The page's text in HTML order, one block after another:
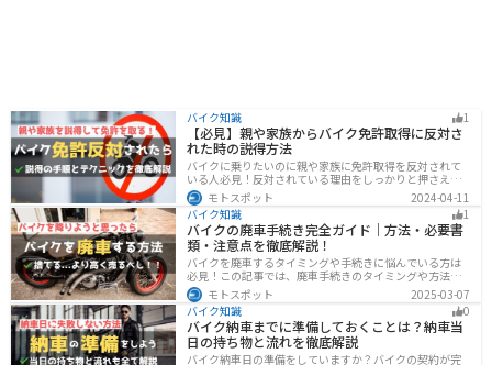
バイク知識 1
【必見】親や家族からバイク免許取得に反対さ
れた時の説得方法
バイクに乗りたいのに親や家族に免許取得を反対されて
いる人必見！反対されている理由をしっかりと押さえて
おけば相手に理解してもらえます。無闇に説得するので
はなく、誠意を持って対応することが大切です。この記
事では理由や説得の手順、テクニックをまとめました。
モトスポット
2024-04-11
バイク知識
1
バイクの廃車手続き完全ガイド｜方法・必要書
類・注意点を徹底解説！
バイクを廃車するタイミングや手続きに悩んでいる方は
必見！この記事では、廃車手続きのタイミングや方法、
流れを解説しています。実は、手続きの注意点や業者に
依頼する際のポイントがあります。記事を読めば、バイ
クの廃車手続きがスムーズに行えるでしょう。
モトスポット
2025-03-07
バイク知識
0
バイク納車までに準備しておくことは？納車当
日の持ち物と流れを徹底解説
バイク納車日の準備をしていますか？バイクの契約が完